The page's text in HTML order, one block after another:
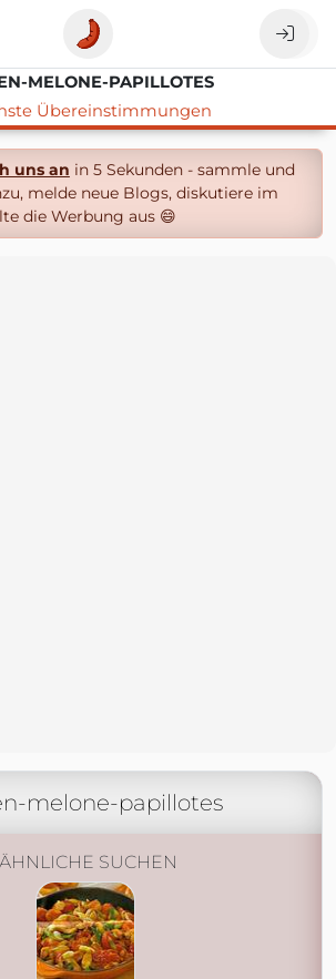
MELONE-PAPILLOTES
Übereinstimmungen
uns an in 5 Sekunden - sammle und
melde neue Blogs, diskutiere im
die Werbung aus 😄
melone-papillotes
ÄHNLICHE SUCHEN